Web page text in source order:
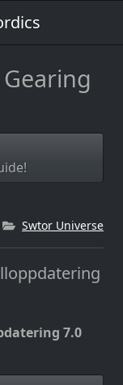
Swtor Universe
7.0